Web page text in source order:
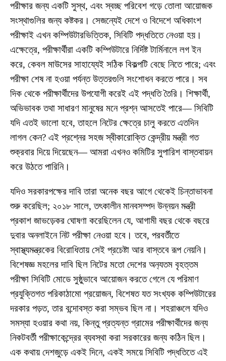
পরীক্ষার জন্য একটি সুস্থ, এবং স্বচ্ছ পরিবেশ গড়ে তোলা আয়োজক
সংস্থাগুলির জন্য কষ্টকর। সেজন্যেই দেশে ও বিদেশে অধিকাংশ
পরীক্ষাই এখন কম্পিউটারভিত্তিক, সিবিটি পদ্ধতিতে নেওয়া হয়।
এক্ষেত্রে, পরীক্ষার্থীরা একটি কম্পিউটারে নির্দিষ্ট টার্মিনালে লগ ইন
করে, কেবল মাউসের সাহায্যেই সঠিক বিকল্পটি বেছে নিতে পারে; এবং
পরীক্ষা শেষ না হওয়া পর্যন্ত উত্তরগুলি সংশোধন করতে পারে। সব
দিক থেকে পরীক্ষার্থীদের উপযোগী করেই এই পদ্ধতি তৈরি। শিক্ষার্থী,
অভিভাবক তথা সাধারণ মানুষের মনে প্রশ্ন আসতেই পারে— সিবিটি
যদি এতই ভালো হবে, তাহলে নিটের ক্ষেত্রে চালু করতে এতদিন
লাগল কেন? এই প্রশ্নের সহজ স্বীকারোক্তি কেন্দ্রীয় মন্ত্রী গত
শুক্রবার দিয়ে দিয়েছেন— আমরা এখনও কমিটির সুপারিশ বাস্তবায়ন
করে উঠতে পারিনি।
যদিও সরকারপক্ষের দাবি তারা অনেক বছর আগে থেকেই চিন্তাভাবনা
শুরু করেছিল; ২০১৮ সালে, তৎকালীন মানবসম্পদ উন্নয়ন মন্ত্রী
প্রকাশ জাভড়েকর ঘোষণা করেছিলেন যে, আগামী বছর থেকে বছরে
দুবার অনলাইনে নিট পরীক্ষা নেওয়া হবে। তবে, পরবর্তীতে
স্বাস্থ্যমন্ত্রকের বিরোধিতায় সেই প্রচেষ্টা আর বাস্তবে রূপ নেয়নি।
বিশেষজ্ঞ মহলের দাবি ছিল নিটের মতো দেশের অন‍্যতম বৃহত্তম
পরীক্ষা সিবিটি মোডে সুষ্ঠুভাবে আয়োজন করতে গেলে যে পরিমাণ
প্রযুক্তিগত পরিকাঠামো প্রয়োজন, বিশেষত যত সংখ্যক কম্পিউটারের
দরকার পড়ত, তার বন্দোবস্ত করা সম্ভব ছিল না। শহরাঞ্চলে যদিও
সমস্যা হওয়ার কথা নয়, কিন্তু প্রত্যন্ত গ্রামের পরীক্ষার্থীদের জন্য
নিকটবর্তী পরীক্ষাকেন্দ্রের ব্যবস্থা করা সরকারের জন্য কঠিন ছিল।
এক কথায় দেশজুড়ে একই দিনে, একই সময়ে সিবিটি পদ্ধতিতে এই